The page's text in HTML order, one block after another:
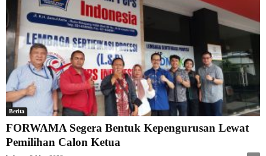
Berita
FORWAMA Segera Bentuk Kepengurusan Lewat
Pemilihan Calon Ketua